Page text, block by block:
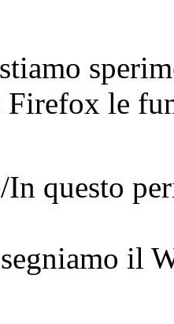
stiamo
Firefox le
In questo
il